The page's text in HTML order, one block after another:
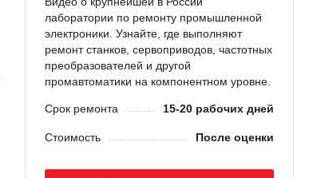
лаборатории по ремонту промышленной
электроники. Узнайте, где выполняют
ремонт станков, сервоприводов, частотных
преобразователей и другой
промавтоматики на компонентном уровне.
Срок ремонта 15-20 рабочих дней
Стоимость После оценки